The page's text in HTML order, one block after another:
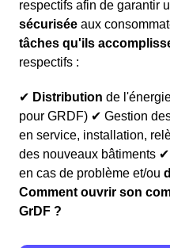
respectifs afin de garantir
sécurisée aux
tâches qu'ils
respectifs :
✔ Distribution de
pour GRDF) ✔ Gestion
en service, installation,
des nouveaux bâtiments ✔
en cas de problème et/ou
Comment ouvrir son
GrDF ?